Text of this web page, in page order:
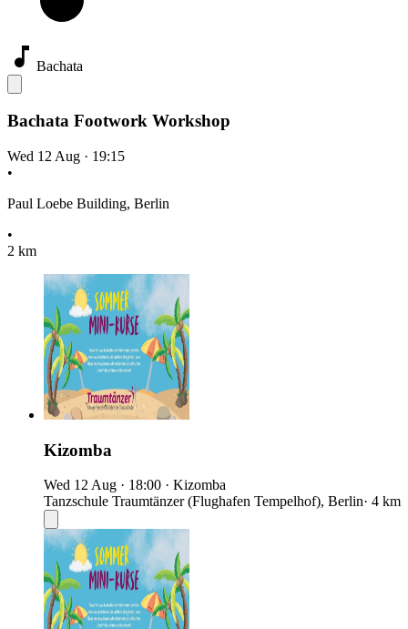
Bachata
Bachata Footwork Workshop
Wed 12 Aug · 19:15
•
Paul Loebe Building, Berlin
•
2 km
Kizomba
Wed 12 Aug · 18:00 · Kizomba
Tanzschule Traumtänzer (Flughafen Tempelhof), Berlin· 4 km